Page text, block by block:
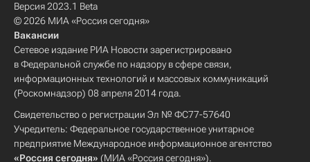
Версия 2023.1 Beta
© 2026 МИА «Россия сегодня»
Вакансии
Сетевое издание РИА Новости зарегистрировано
в Федеральной службе по надзору в сфере связи,
информационных технологий и массовых коммуникаций
(Роскомнадзор) 08 апреля 2014 года.
Свидетельство о регистрации Эл № ФС77-57640
Учредитель: Федеральное государственное унитарное
предприятие Международное информационное агентство
«Россия сегодня» (МИА «Россия сегодня»).